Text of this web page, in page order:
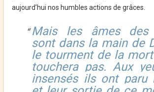
aujourd’hui nos humbles actions de grâces.
Mais les âmes des
sont dans la main de
le tourment de la
touchera pas. Aux
insensés ils ont paru